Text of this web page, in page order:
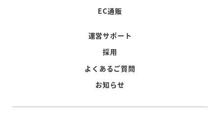
EC通販
運営サポート
採用
よくあるご質問
お知らせ